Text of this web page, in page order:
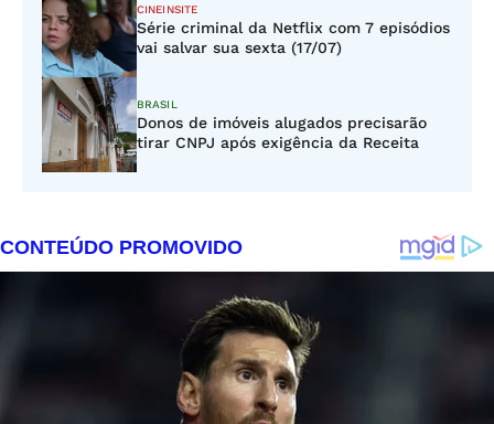
CINEINSITE
Série criminal da Netflix com 7 episódios
vai salvar sua sexta (17/07)
BRASIL
Donos de imóveis alugados precisarão
tirar CNPJ após exigência da Receita